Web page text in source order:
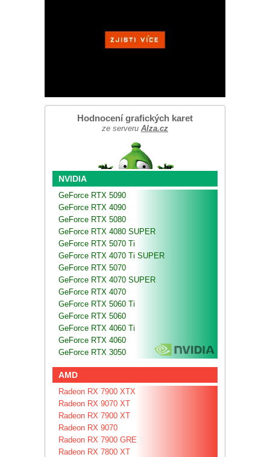
Hodnocení grafických karet
ze serveru Alza.cz
NVIDIA
GeForce RTX 5090
GeForce RTX 4090
GeForce RTX 5080
GeForce RTX 4080 SUPER
GeForce RTX 5070 Ti
GeForce RTX 4070 Ti SUPER
GeForce RTX 5070
GeForce RTX 4070 SUPER
GeForce RTX 4070
GeForce RTX 5060 Ti
GeForce RTX 5060
GeForce RTX 4060 Ti
GeForce RTX 4060
GeForce RTX 3050
AMD
Radeon RX 7900 XTX
Radeon RX 9070 XT
Radeon RX 7900 XT
Radeon RX 9070
Radeon RX 7900 GRE
Radeon RX 7800 XT